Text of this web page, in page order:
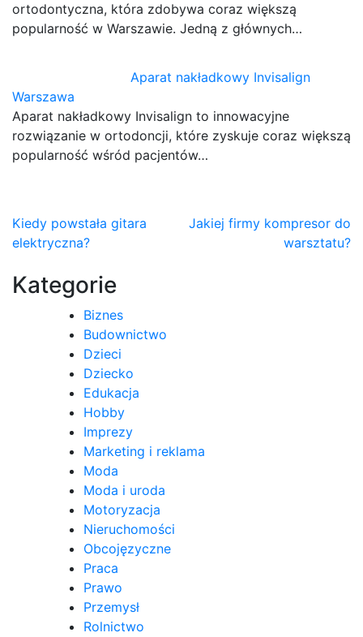
ortodontyczna, która zdobywa coraz większą
popularność w Warszawie. Jedną z głównych…
Aparat nakładkowy Invisalign
Warszawa
Aparat nakładkowy Invisalign to innowacyjne
rozwiązanie w ortodoncji, które zyskuje coraz większą
popularność wśród pacjentów…
Nawigacja
wpisu
Kiedy powstała gitara
elektryczna?
Jakiej firmy kompresor do
warsztatu?
Kategorie
Biznes
Budownictwo
Dzieci
Dziecko
Edukacja
Hobby
Imprezy
Marketing i reklama
Moda
Moda i uroda
Motoryzacja
Nieruchomości
Obcojęzyczne
Praca
Prawo
Przemysł
Rolnictwo